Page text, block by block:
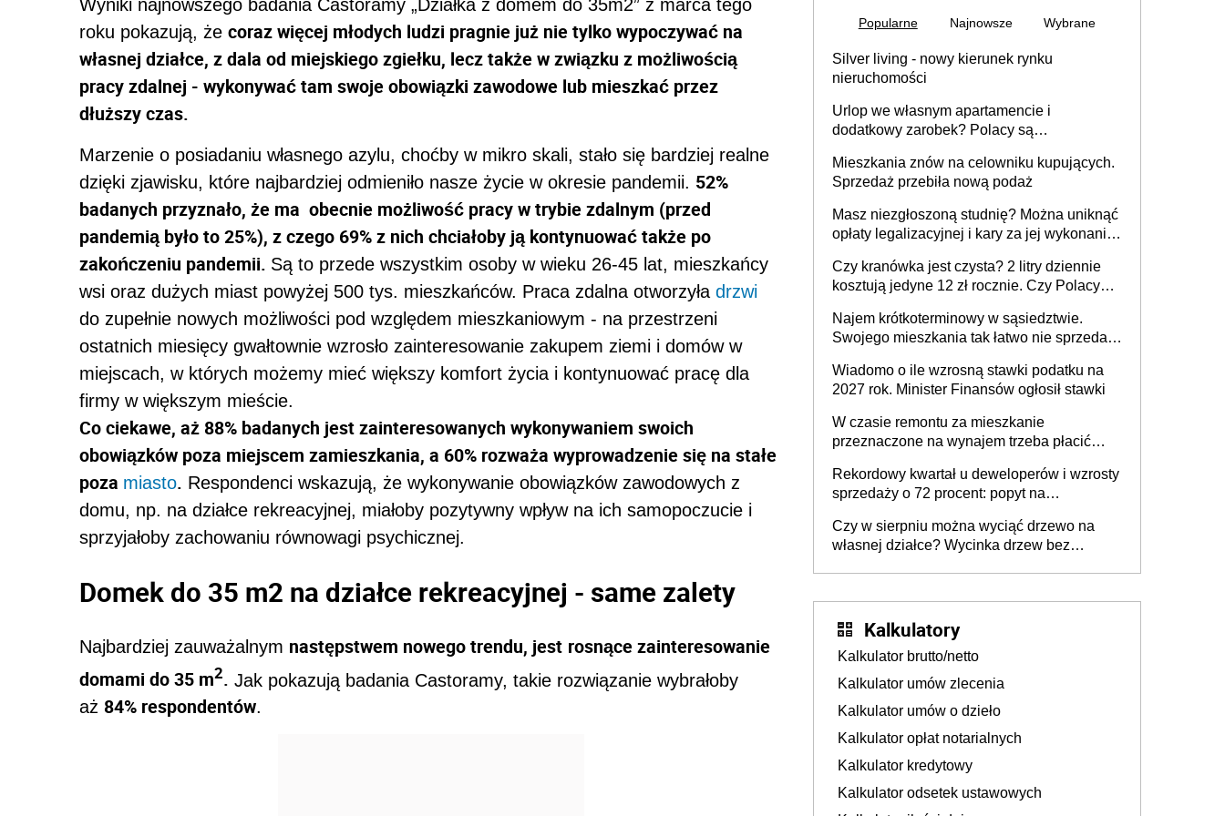
Wyniki najnowszego badania Castoramy „Działka z domem do 35m2” z marca tego
roku pokazują, że coraz więcej młodych ludzi pragnie już nie tylko wypoczywać na
własnej działce, z dala od miejskiego zgiełku, lecz także w związku z możliwością
pracy zdalnej - wykonywać tam swoje obowiązki zawodowe lub mieszkać przez
dłuższy czas.
Marzenie o posiadaniu własnego azylu, choćby w mikro skali, stało się bardziej realne
dzięki zjawisku, które najbardziej odmieniło nasze życie w okresie pandemii. 52%
badanych przyznało, że ma obecnie możliwość pracy w trybie zdalnym (przed
pandemią było to 25%), z czego 69% z nich chciałoby ją kontynuować także po
zakończeniu pandemii. Są to przede wszystkim osoby w wieku 26-45 lat, mieszkańcy
wsi oraz dużych miast powyżej 500 tys. mieszkańców. Praca zdalna otworzyła drzwi
do zupełnie nowych możliwości pod względem mieszkaniowym - na przestrzeni
ostatnich miesięcy gwałtownie wzrosło zainteresowanie zakupem ziemi i domów w
miejscach, w których możemy mieć większy komfort życia i kontynuować pracę dla
firmy w większym mieście.
Co ciekawe, aż 88% badanych jest zainteresowanych wykonywaniem swoich
obowiązków poza miejscem zamieszkania, a 60% rozważa wyprowadzenie się na stałe
poza miasto. Respondenci wskazują, że wykonywanie obowiązków zawodowych z
domu, np. na działce rekreacyjnej, miałoby pozytywny wpływ na ich samopoczucie i
sprzyjałoby zachowaniu równowagi psychicznej.
Domek do 35 m2 na działce rekreacyjnej - same zalety
Najbardziej zauważalnym następstwem nowego trendu, jest rosnące zainteresowanie
domami do 35 m2. Jak pokazują badania Castoramy, takie rozwiązanie wybrałoby
aż 84% respondentów.
Popularne Najnowsze Wybrane
Silver living - nowy kierunek rynku
nieruchomości
Urlop we własnym apartamencie i
dodatkowy zarobek? Polacy są
Mieszkania znów na celowniku kupujących.
Sprzedaż przebiła nową podaż
Masz niezgłoszoną studnię? Można uniknąć
opłaty legalizacyjnej i kary za jej wykonanie,
Czy kranówka jest czysta? 2 litry dziennie
kosztują jedyne 12 zł rocznie. Czy Polacy
Najem krótkoterminowy w sąsiedztwie.
Swojego mieszkania tak łatwo nie sprzedaż
Wiadomo o ile wzrosną stawki podatku na
2027 rok. Minister Finansów ogłosił stawki
W czasie remontu za mieszkanie
przeznaczone na wynajem trzeba płacić
realizuje w nim potrzeb mieszkaniowych
Rekordowy kwartał u deweloperów i wzrosty
sprzedaży o 72 procent: popyt na
Czy w sierpniu można wyciąć drzewo na
własnej działce? Wycinka drzew bez
Kalkulatory
Kalkulator brutto/netto
Kalkulator umów zlecenia
Kalkulator umów o dzieło
Kalkulator opłat notarialnych
Kalkulator kredytowy
Kalkulator odsetek ustawowych